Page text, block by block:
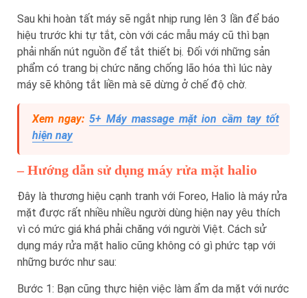
Sau khi hoàn tất máy sẽ ngắt nhịp rung lên 3 lần để báo
hiệu trước khi tự tắt, còn với các mẫu máy cũ thì bạn
phải nhấn nút nguồn để tắt thiết bị. Đối với những sản
phẩm có trang bị chức năng chống lão hóa thì lúc này
máy sẽ không tắt liền mà sẽ dừng ở chế độ chờ.
Xem ngay: 5+ Máy massage mặt ion cầm tay tốt
hiện nay
– Hướng dẫn sử dụng máy rửa mặt halio
Đây là thương hiệu cạnh tranh với Foreo, Halio là máy rửa
mặt được rất nhiều nhiều người dùng hiện nay yêu thích
vì có mức giá khá phải chăng với người Việt. Cách sử
dụng máy rửa mặt halio cũng không có gì phức tạp với
những bước như sau:
Bước 1: Bạn cũng thực hiện việc làm ẩm da mặt với nước